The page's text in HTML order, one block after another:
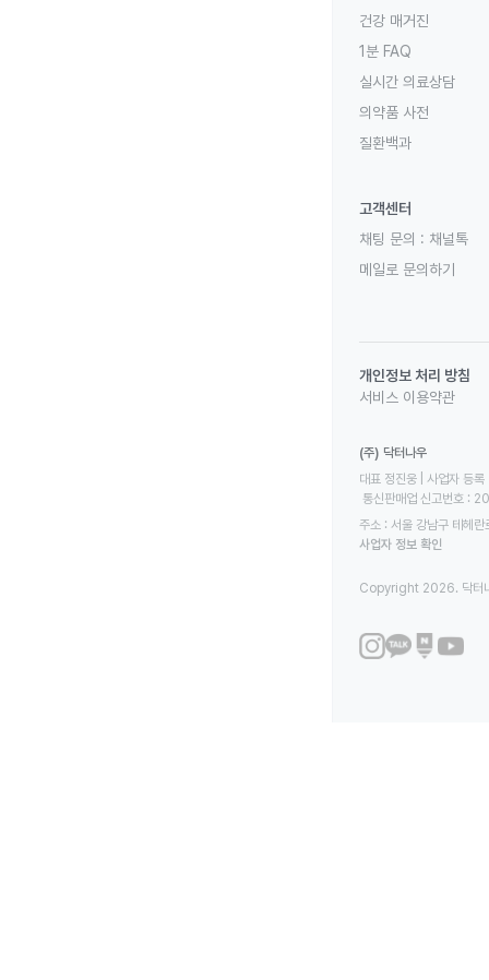
건강 매거진
1분 FAQ
실시간 의료상담
의약품 사전
질환백과
고객센터
채팅 문의 : 채널톡
메일로 문의하기
개인정보 처리 방침
서비스 이용약관
(주) 닥터나우
대표 정진웅 | 사업자
통신판매업 신고번호
주소 : 서울 강남구 테헤
사업자 정보 확인
Copyright 2026. 닥터